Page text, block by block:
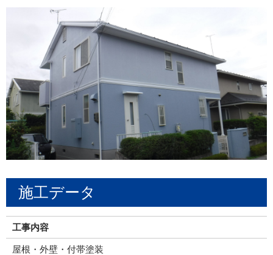
施工データ
工事内容
屋根・外壁・付帯塗装